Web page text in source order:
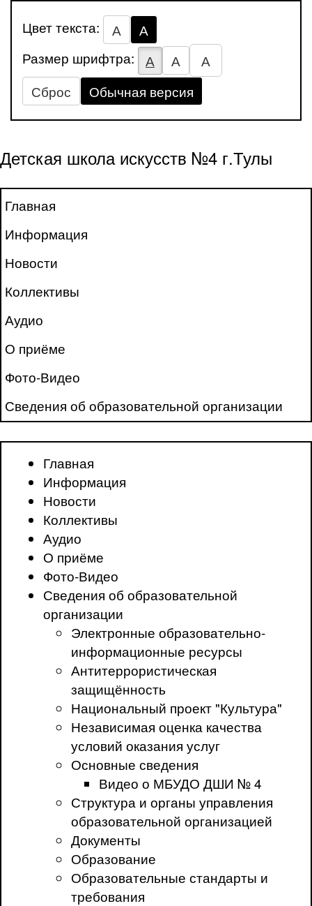
Цвет текста: А
А
Размер шрифтра:
А А
А
Сброс
Обычная версия
Детская школа искусств №4 г.Тулы
Главная
Информация
Новости
Коллективы
Аудио
О приёме
Фото-Видео
Сведения об образовательной организации
Главная
Информация
Новости
Коллективы
Аудио
О приёме
Фото-Видео
Сведения об образовательной
организации
Электронные образовательно-
информационные ресурсы
Антитеррористическая
защищённость
Национальный проект "Культура"
Независимая оценка качества
условий оказания услуг
Основные сведения
Видео о МБУДО ДШИ № 4
Структура и органы управления
образовательной организацией
Документы
Образование
Образовательные стандарты и
требования